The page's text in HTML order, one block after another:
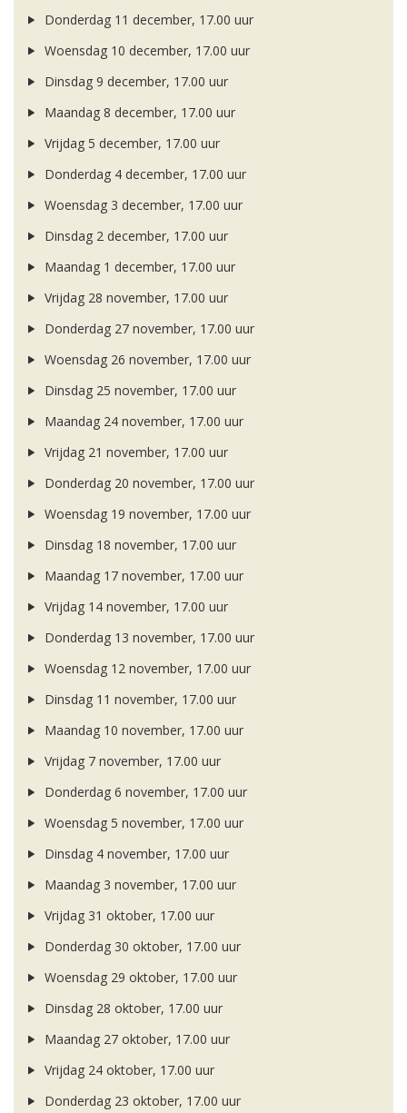
Donderdag 11 december, 17.00 uur
Woensdag 10 december, 17.00 uur
Dinsdag 9 december, 17.00 uur
Maandag 8 december, 17.00 uur
Vrijdag 5 december, 17.00 uur
Donderdag 4 december, 17.00 uur
Woensdag 3 december, 17.00 uur
Dinsdag 2 december, 17.00 uur
Maandag 1 december, 17.00 uur
Vrijdag 28 november, 17.00 uur
Donderdag 27 november, 17.00 uur
Woensdag 26 november, 17.00 uur
Dinsdag 25 november, 17.00 uur
Maandag 24 november, 17.00 uur
Vrijdag 21 november, 17.00 uur
Donderdag 20 november, 17.00 uur
Woensdag 19 november, 17.00 uur
Dinsdag 18 november, 17.00 uur
Maandag 17 november, 17.00 uur
Vrijdag 14 november, 17.00 uur
Donderdag 13 november, 17.00 uur
Woensdag 12 november, 17.00 uur
Dinsdag 11 november, 17.00 uur
Maandag 10 november, 17.00 uur
Vrijdag 7 november, 17.00 uur
Donderdag 6 november, 17.00 uur
Woensdag 5 november, 17.00 uur
Dinsdag 4 november, 17.00 uur
Maandag 3 november, 17.00 uur
Vrijdag 31 oktober, 17.00 uur
Donderdag 30 oktober, 17.00 uur
Woensdag 29 oktober, 17.00 uur
Dinsdag 28 oktober, 17.00 uur
Maandag 27 oktober, 17.00 uur
Vrijdag 24 oktober, 17.00 uur
Donderdag 23 oktober, 17.00 uur